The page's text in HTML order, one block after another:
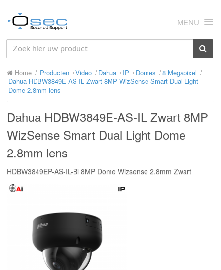
MENU
HOME
OVER ONS
PRODUCTEN
SUPPORT
RMA
INLOGGEN
Home Producten Video Dahua IP Domes
8 Megapixel
Dahua HDBW3849E-AS-IL Zwart 8MP WizSense Smart Dual Light
Dome 2.8mm lens
Dahua HDBW3849E-AS-IL Zwart 8MP
WizSense Smart Dual Light Dome
2.8mm lens
HDBW3849EP-AS-IL-Bl 8MP Dome Wizsense 2.8mm Zwart